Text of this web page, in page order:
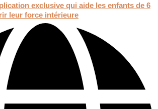
exclusive qui aide les enfants de 6
leur force intérieure